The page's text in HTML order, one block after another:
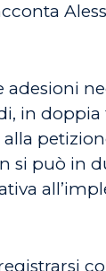
in
si può in